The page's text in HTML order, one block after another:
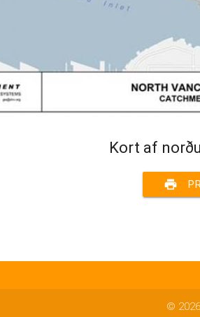
Kort af
print
©